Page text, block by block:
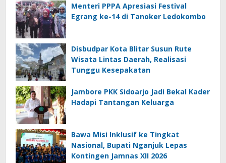
Menteri PPPA Apresiasi Festival
Egrang ke-14 di Tanoker Ledokombo
Disbudpar Kota Blitar Susun Rute
Wisata Lintas Daerah, Realisasi
Tunggu Kesepakatan
Jambore PKK Sidoarjo Jadi Bekal Kader
Hadapi Tantangan Keluarga
Bawa Misi Inklusif ke Tingkat
Nasional, Bupati Nganjuk Lepas
Kontingen Jamnas XII 2026